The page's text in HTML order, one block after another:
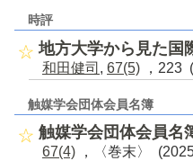
時評
地方大学から見た国
和田健司 , 67(5) ，223
触媒学会団体会員名簿
触媒学会団体会員名
67(4) ，〈巻末〉